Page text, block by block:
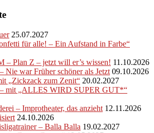
25.07.2027
für alle! – Ein Aufstand in Farbe“
Plan Z – jetzt will er’s wissen! 11.10.2026
Nie war Früher schöner als Jetzt 09.10.2026
„Zickzack zum Zenit“ 20.02.2027
mit „ALLES WIRD SUPER GUT*“
– Improtheater, das anzieht 12.11.2026
24.10.2026
– Balla Balla 19.02.2027